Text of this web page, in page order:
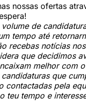
nossas ofertas
de
tempo até
recebas notícias
que decidimos
melhor com
que
contactadas pela
teu tempo e